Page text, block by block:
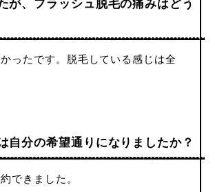
が、フラッシュ脱毛の痛みはどう
ったです。脱毛している感じは全
自分の希望通りになりましたか？
できました。